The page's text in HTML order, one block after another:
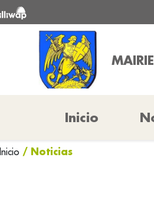
Inicio
Inicio / Noticias